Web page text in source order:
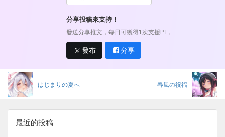
分享投稿來支持！
發送分享推文，每日可獲得1次支援PT。
發布 分享
はじまりの夏へ 春風の祝福
最近的投稿